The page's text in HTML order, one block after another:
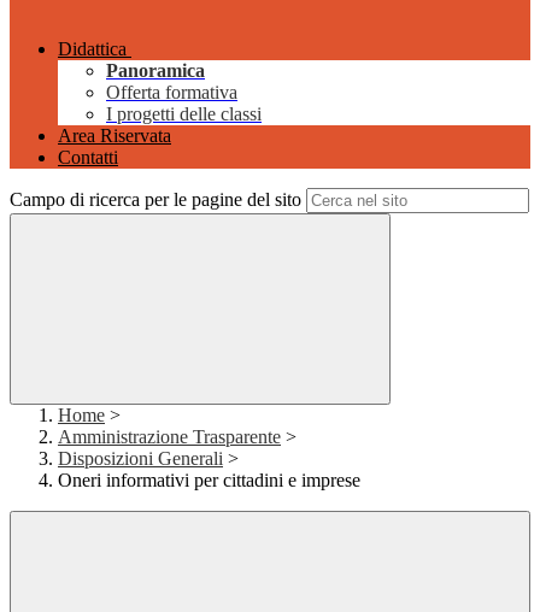
Didattica
Panoramica
Offerta formativa
I progetti delle classi
Area Riservata
Contatti
Campo di ricerca per le pagine del sito
Home >
Amministrazione Trasparente >
Disposizioni Generali >
Oneri informativi per cittadini e imprese